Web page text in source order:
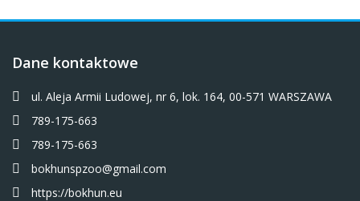
Dane kontaktowe
ul. Aleja Armii Ludowej, nr 6, lok. 164, 00-571 WARSZAWA
789-175-663
789-175-663
bokhunspzoo@gmail.com
https://bokhun.eu